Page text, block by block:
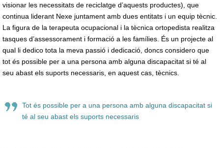
visionar les necessitats de reciclatge d’aquests productes), que
continua liderant Nexe juntament amb dues entitats i un equip tècnic.
La figura de la terapeuta ocupacional i la tècnica ortopedista realitza
tasques d’assessorament i formació a les famílies. És un projecte al
qual li dedico tota la meva passió i dedicació, doncs considero que
tot és possible per a una persona amb alguna discapacitat si té al
seu abast els suports necessaris, en aquest cas, tècnics.
Tot és possible per a una persona amb alguna discapacitat si
té al seu abast els suports necessaris